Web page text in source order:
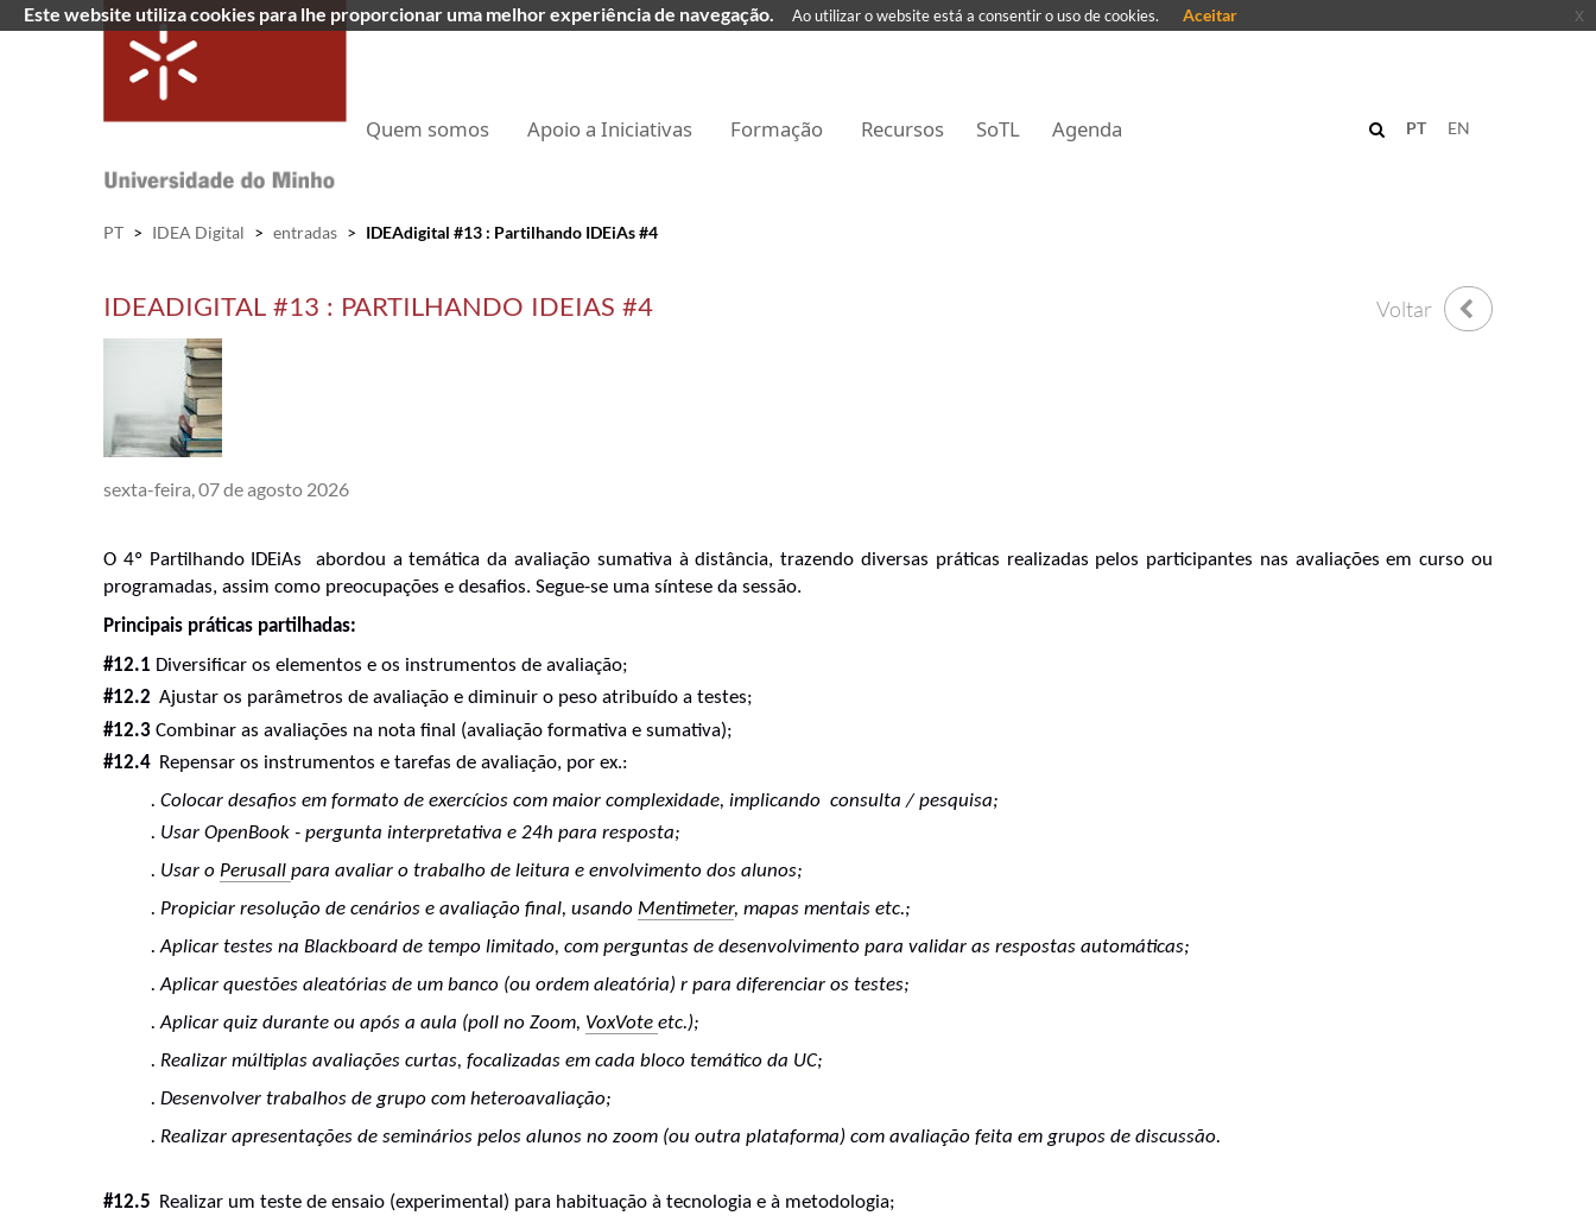
Quem somos Apoio a Iniciativas Formação Recursos SoTL Agenda EN
PT
PT > IDEA Digital > entradas > IDEAdigital #13 : Partilhando IDEiAs #4
IDEADIGITAL #13 : PARTILHANDO IDEIAS #4 Voltar
sexta-feira, 07 de agosto 2026
O 4º Partilhando IDEiAs  abordou a temática da avaliação sumativa à distância, trazendo diversas práticas realizadas pelos participantes nas avaliações em curso ou
programadas, assim como preocupações e desafios. Segue-se uma síntese da sessão.
Principais práticas partilhadas:
#12.1 Diversificar os elementos e os instrumentos de avaliação;
#12.2 Ajustar os parâmetros de avaliação e diminuir o peso atribuído a testes;
#12.3 Combinar as avaliações na nota final (avaliação formativa e sumativa);
#12.4 Repensar os instrumentos e tarefas de avaliação, por ex.:
​. Colocar desafios em formato de exercícios com maior complexidade, implicando  consulta / pesquisa;
. Usar OpenBook - pergunta interpretativa e 24h para resposta;
. Usar o Perusall para avaliar o trabalho de leitura e envolvimento dos alunos;
. Propiciar resolução de cenários e avaliação final, usando Mentimeter, mapas mentais etc.;
. Aplicar testes na Blackboard de tempo limitado, com perguntas de desenvolvimento para validar as respostas automáticas;
. Aplicar questões aleatórias de um banco (ou ordem aleatória) r para diferenciar os testes;
. Aplicar quiz durante ou após a aula (poll no Zoom, VoxVote etc.);
. Realizar múltiplas avaliações curtas, focalizadas em cada bloco temático da UC;
. Desenvolver trabalhos de grupo com heteroavaliação;
. Realizar apresentações de seminários pelos alunos no zoom (ou outra plataforma) com avaliação feita em grupos de discussão.
#12.5 Realizar um teste de ensaio (experimental) para habituação à tecnologia e à metodologia;
Este website utiliza cookies para lhe proporcionar uma melhor experiência de navegação. Ao utilizar o website está a consentir o uso de cookies. Aceitar x